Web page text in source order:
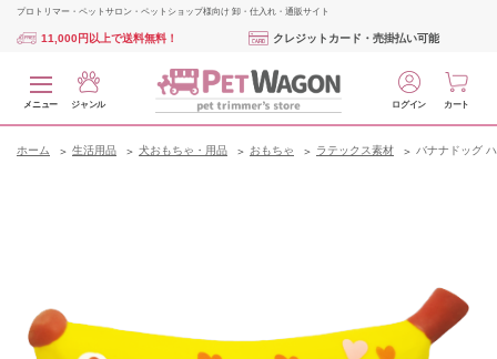
プロトリマー・ペットサロン・ペットショップ様向け 卸・仕入れ・通販サイト
11,000円以上で送料無料！ クレジットカード・売掛払い可能
メニュー ジャンル ログイン カート
ホーム 生活用品 犬おもちゃ・用品 おもちゃ ラテックス素材 バナナドッグ